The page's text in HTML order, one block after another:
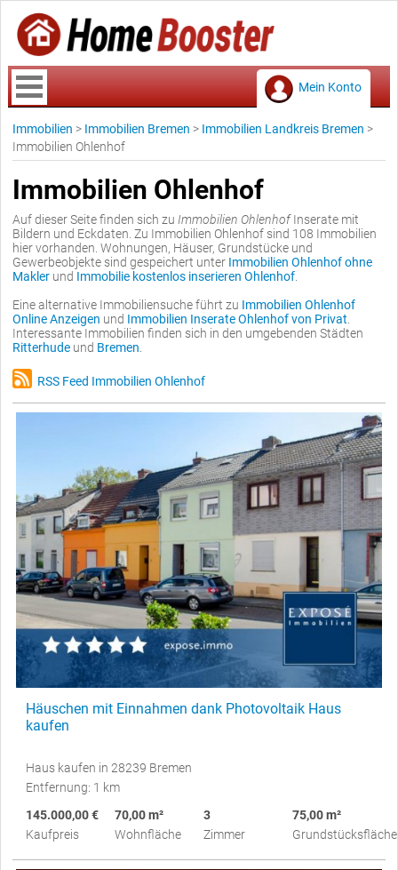
Mein Konto
Immobilien > Immobilien Bremen > Immobilien Landkreis Bremen >
Immobilien Ohlenhof
Immobilien Ohlenhof
Auf dieser Seite finden sich zu Immobilien OhlenhofInserate mit
Bildern und Eckdaten. Zu Immobilien Ohlenhof sind 108 Immobilien
hier vorhanden. Wohnungen, Häuser, Grundstücke und
Gewerbeobjekte sind gespeichert unter Immobilien Ohlenhof ohne
Makler und Immobilie kostenlos inserieren Ohlenhof
Eine alternative Immobiliensuche führt zu Immobilien Ohlenhof
Online Anzeigen und Immobilien Inserate Ohlenhof von Privat
Interessante Immobilien finden sich in den umgebenden Städten
Ritterhude und Bremen
RSS Feed Immobilien Ohlenhof
Häuschen mit Einnahmen dank Photovoltaik Haus
kaufen
Haus kaufen in 28239 Bremen
Entfernung: 1 km
145.000,00 €
Kaufpreis
70,00 m²
Wohnfläche
3
Zimmer
75,00 m²
Grundstücksfläche